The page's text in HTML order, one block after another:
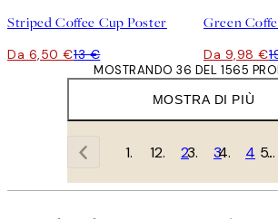
Striped Coffee Cup Poster
Da 6,50 €13 €
Green
Da 9,98 €
MOSTRA DI PIÙ
MOSTRANDO 36 DEL 1565
1 2 3 4 …